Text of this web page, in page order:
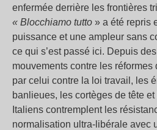
enfermée derrière les frontières
« Blocchiamo tutto » a été repris
puissance et une ampleur sans
ce qui s’est passé ici. Depuis
mouvements contre les
par celui contre la loi travail, les
banlieues, les cortèges de tête
Italiens contremplent les
normalisation ultra-libérale avec